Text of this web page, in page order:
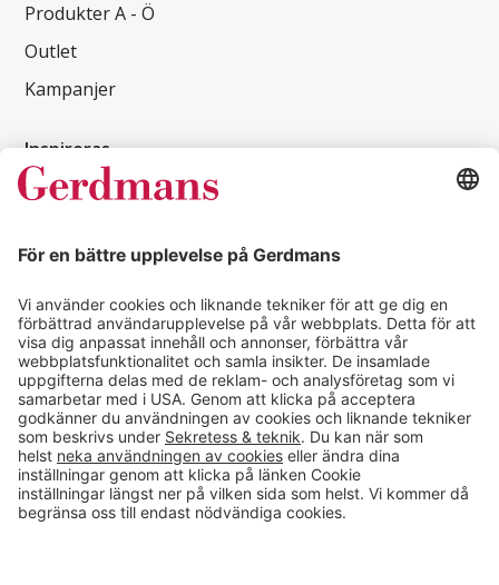
Produkter A - Ö
Outlet
Kampanjer
Inspireras
Kundcase
Läsvärt
Kontakt
info@gerdmans.se
0433-740 80
Kundservice öppettider
Vardagar 07.30-17.00